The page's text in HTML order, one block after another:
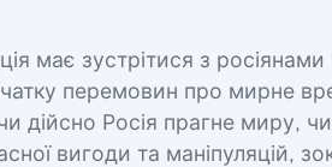
має зустрітися з
перемовин про мирне
дійсно Росія прагне миру,
вигоди та маніпуляцій,